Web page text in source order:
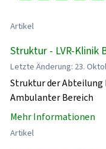
Artikel
Struktur - LVR-Klinik
Letzte Änderung: 23.
Struktur der Abteilung
Ambulanter Bereich
Mehr Informationen
Artikel